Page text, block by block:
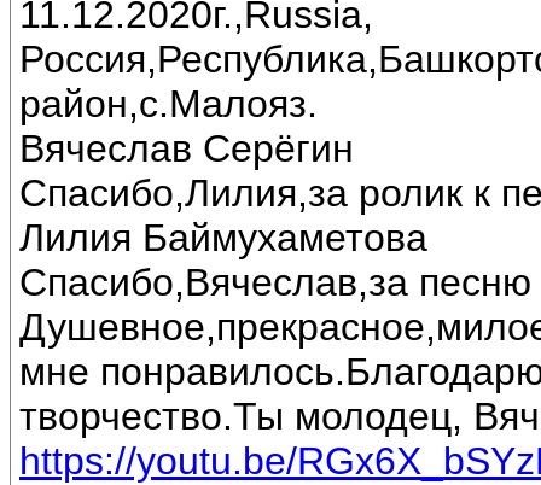
11.12.2020г.,Russia,
район,с.Малояз.
Вячеслав Серёгин
Спасибо,Лилия,за ролик к
Лилия Баймухаметова
Спасибо,Вячеслав,за песню
мне
творчество.Ты молодец,
https://youtu.be/